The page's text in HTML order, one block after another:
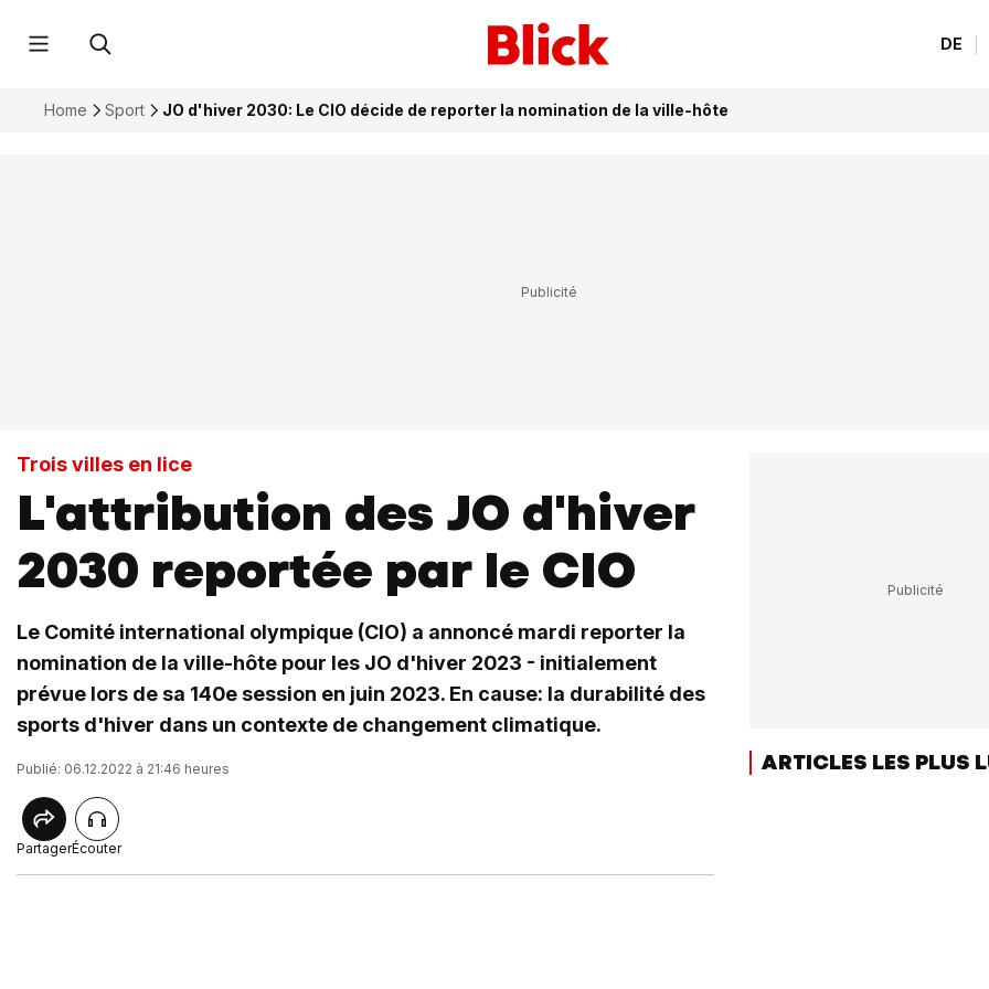
DE
Home Sport JO d'hiver 2030: Le CIO décide de reporter la nomination de la ville-hôte
Trois villes en lice
L'attribution des JO d'hiver
2030 reportée par le CIO
Le Comité international olympique (CIO) a annoncé mardi reporter la
nomination de la ville-hôte pour les JO d'hiver 2023 - initialement
prévue lors de sa 140e session en juin 2023. En cause: la durabilité des
sports d'hiver dans un contexte de changement climatique.
Publié: 06.12.2022 à 21:46 heures
PartagerÉcouter
ARTICLES LES PLUS